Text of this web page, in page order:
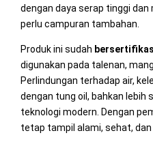
dengan daya serap tinggi
perlu campuran tambahan.
Produk ini sudah
digunakan pada talenan,
Perlindungan terhadap air,
dengan tung oil, bahkan lebih
teknologi modern. Dengan
tetap tampil alami, sehat, dan